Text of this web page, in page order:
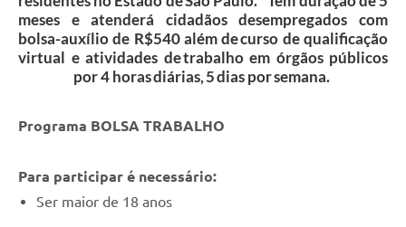
meses e atenderá cidadãos desempregados com
bolsa-auxílio de R$540 além de curso de qualificação
virtual e atividades de trabalho em órgãos públicos
por 4 horas diárias, 5 dias por semana.
Programa BOLSA TRABALHO
Para participar é necessário:
Ser maior de 18 anos